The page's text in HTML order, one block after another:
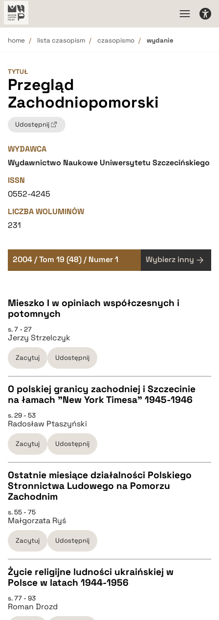
home lista czasopism czasopismo wydanie
TYTUŁ
Przegląd
Zachodniopomorski
Udostępnij
WYDAWCA
Wydawnictwo Naukowe Uniwersytetu Szczecińskiego
ISSN
0552-4245
LICZBA WOLUMINÓW
231
2004 / Tom 19 (48) / Numer 1 Wybierz inny
Mieszko I w opiniach współczesnych i
potomnych
s. 7 - 27
Jerzy Strzelczyk
Zacytuj Udostępnij
pobierz cytat
BIBTEX
pobierz cytat
O polskiej granicy zachodniej i Szczecinie
na łamach "New York Timesa" 1945-1946
s. 29 - 53
Radosław Ptaszyński
Zacytuj Udostępnij
CZYSTY TEKST
pobierz cytat
BIBTEX
pobierz cytat
Ostatnie miesiące działalności Polskiego
Stronnictwa Ludowego na Pomorzu
Zachodnim
s. 55 - 75
Małgorzata Ryś
Zacytuj Udostępnij
Życie religijne ludności ukraińskiej w
Polsce w latach 1944-1956
s. 77 - 93
Roman Drozd